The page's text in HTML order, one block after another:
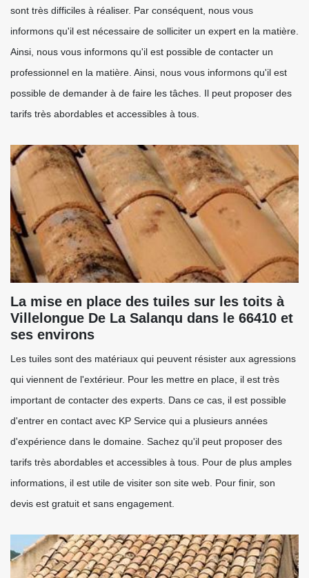
sont très difficiles à réaliser. Par conséquent, nous vous
informons qu'il est nécessaire de solliciter un expert en la matière.
Ainsi, nous vous informons qu'il est possible de contacter un
professionnel en la matière. Ainsi, nous vous informons qu'il est
possible de demander à de faire les tâches. Il peut proposer des
tarifs très abordables et accessibles à tous.
La mise en place des tuiles sur les toits à
Villelongue De La Salanqu dans le 66410 et
ses environs
Les tuiles sont des matériaux qui peuvent résister aux agressions
qui viennent de l'extérieur. Pour les mettre en place, il est très
important de contacter des experts. Dans ce cas, il est possible
d'entrer en contact avec KP Service qui a plusieurs années
d'expérience dans le domaine. Sachez qu'il peut proposer des
tarifs très abordables et accessibles à tous. Pour de plus amples
informations, il est utile de visiter son site web. Pour finir, son
devis est gratuit et sans engagement.